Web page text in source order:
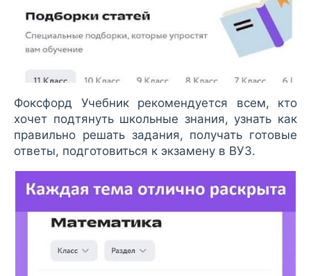
Фоксфорд Учебник рекомендуется всем, кто
хочет подтянуть школьные знания, узнать как
правильно решать задания, получать готовые
ответы, подготовиться к экзамену в ВУЗ.